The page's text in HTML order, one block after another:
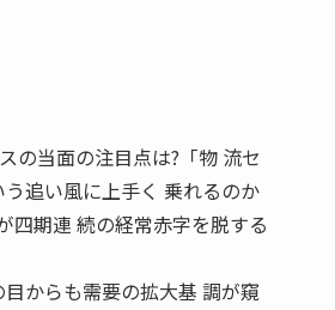
当面の注目点は?「物 流セ
追い風に上手く 乗れるのか
四期連 続の経常赤字を脱する
からも需要の拡大基 調が窺